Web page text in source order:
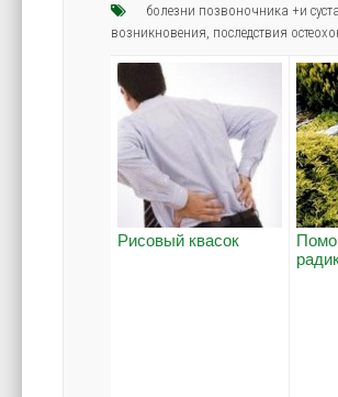
болезни позвоночника +и
возникновения последствия
Рисовый квасок